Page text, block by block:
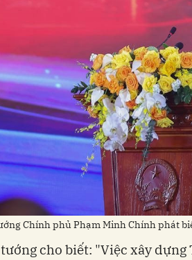
Chính phủ Phạm Minh Chính phát
cho biết: "Việc xây